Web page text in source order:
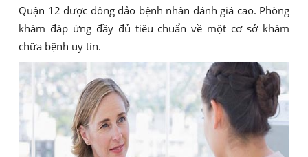
Quận 12 được đông đảo bệnh nhân đánh giá cao. Phòng
khám đáp ứng đầy đủ tiêu chuẩn về một cơ sở khám
chữa bệnh uy tín.